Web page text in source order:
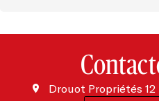
Drouot Propriétés